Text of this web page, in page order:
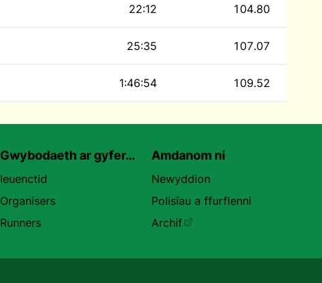
22:12 104.80
25:35 107.07
1:46:54 109.52
Gwybodaeth ar gyfer…
Ieuenctid
Organisers
Runners
Amdanom ni
Newyddion
Polisïau a ffurflenni
Archif